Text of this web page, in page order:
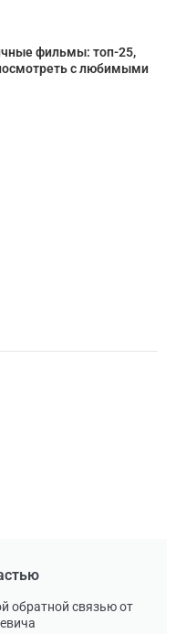
фильмы: топ-25,
с любимыми
обратной связью от